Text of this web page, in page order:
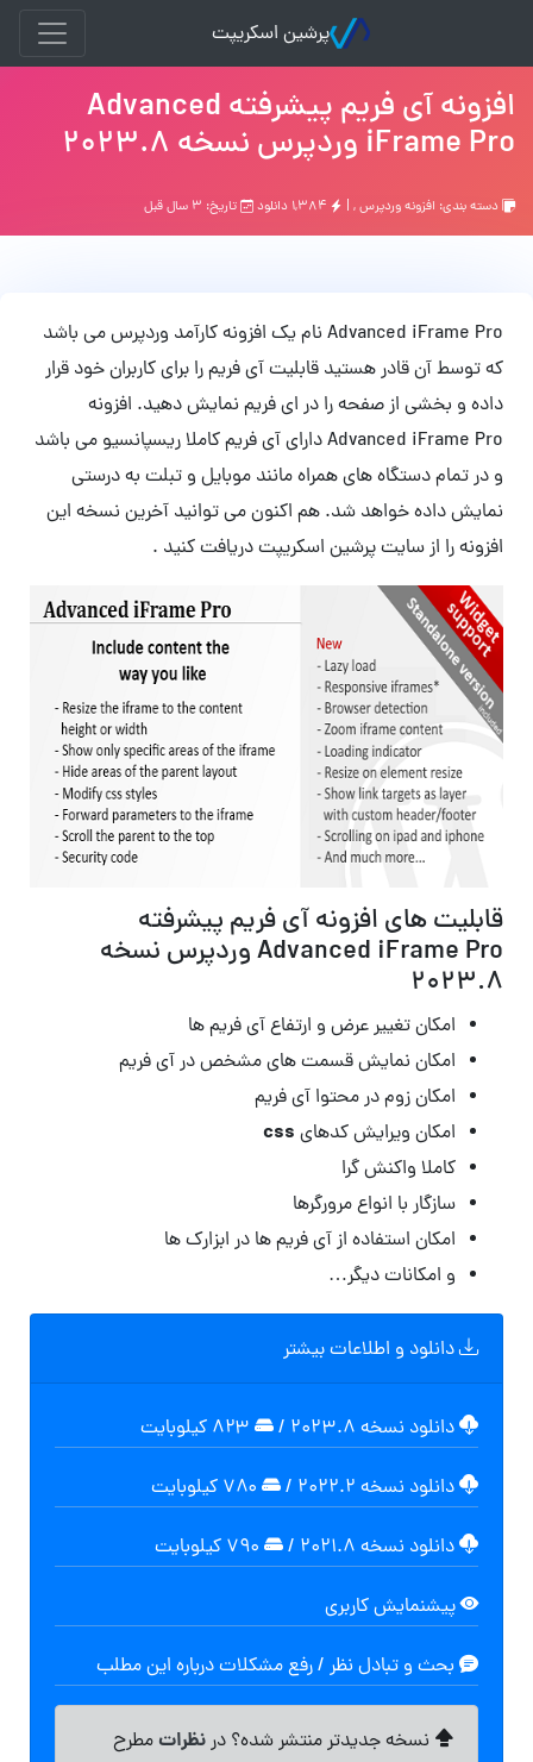
پرشین اسکریپت
افزونه آی فریم پیشرفته Advanced
iFrame Pro وردپرس نسخه 2023.8
دسته بندی: افزونه وردپرس, | تاریخ: ۳ سال قبل
Advanced iFrame Pro نام یک افزونه کارآمد وردپرس می باشد
که توسط آن قادر هستید قابلیت آی فریم را برای کاربران خود قرار
داده و بخشی از صفحه را در ای فریم نمایش دهید. افزونه
Advanced iFrame Pro دارای آی فریم کاملا ریسپانسیو می باشد
و در تمام دستگاه های همراه مانند موبایل و تبلت به درستی
نمایش داده خواهد شد. هم اکنون می توانید آخرین نسخه این
افزونه را از سایت پرشین اسکریپت دریافت کنید .
قابلیت های افزونه آی فریم پیشرفته
Advanced iFrame Pro وردپرس نسخه
۲۰۲۳.۸
امکان تغییر عرض و ارتفاع آی فریم ها
امکان نمایش قسمت های مشخص در آی فریم
امکان زوم در محتوا آی فریم
امکان ویرایش کدهای css
کاملا واکنش گرا
سازگار با انواع مرورگرها
امکان استفاده از آی فریم ها در ابزارک ها
و امکانات دیگر…
دانلود و اطلاعات بیشتر
دانلود نسخه ۲۰۲۳.۸ /
دانلود نسخه ۲۰۲۲.۲ /
دانلود نسخه ۲۰۲۱.۸ /
پیشنمایش کاربری
بحث و تبادل نظر / رفع مشکلات درباره این مطلب
نسخه جدیدتر منتشر شده؟ درنظراتمطرح